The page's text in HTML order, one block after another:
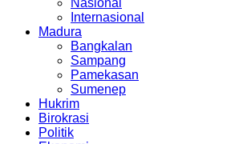
Nasional
Internasional
Madura
Bangkalan
Sampang
Pamekasan
Sumenep
Hukrim
Birokrasi
Politik